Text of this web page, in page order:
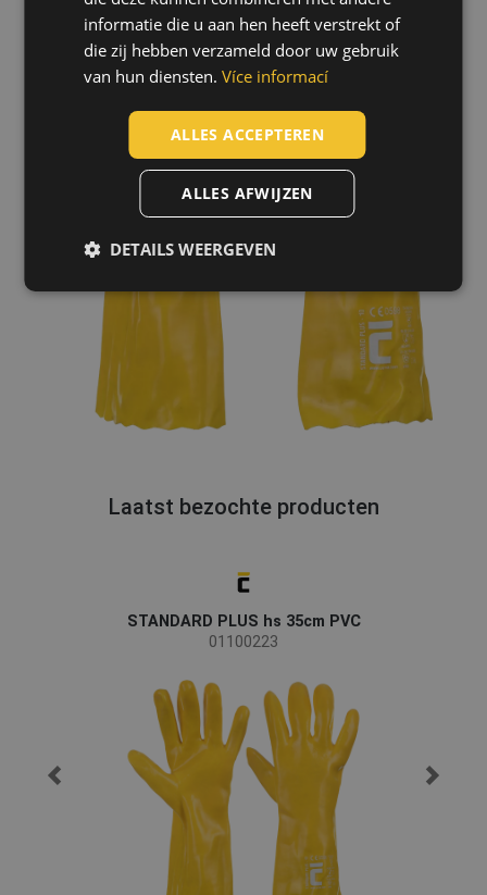
Laatst bezochte producten
STANDARD PLUS hs 35cm PVC
01100223
POLISH
GERMAN
SPANISH
informatie die u aan hen heeft verstrekt of
die zij hebben verzameld door uw gebruik
van hun diensten. Více informací
ALLES ACCEPTEREN
ALLES AFWIJZEN
DETAILS WEERGEVEN